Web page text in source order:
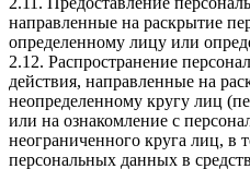
направленные на раскрытие
определенному лицу или
2.12. Распространение
действия, направленные на
неопределенному кругу лиц
или на ознакомление с
неограниченного круга лиц, в
персональных данных в